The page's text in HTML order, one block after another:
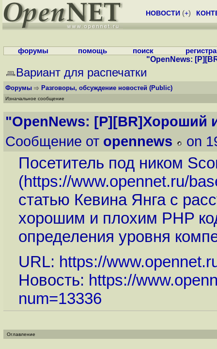
НОВОСТИ (+)
форумы помощь поиск
"OpenNews:
Вариант для распечатки
Форумы Разговоры, обсуждение новостей (Public)
Изначальное сообщение
"OpenNews: [P][BR]Хороший
Сообщение от opennews on
Посетитель под ником
(https://www.opennet.ru/
статью Кевина Янга с
хорошим и плохим PHP
определения уровня
URL: https://
Новость: https://
num=13336
Оглавление